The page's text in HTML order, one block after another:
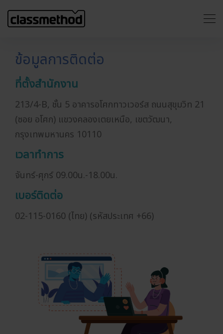
ข้อมูลการติดต่อ
ที่ตั้งสำนักงาน
213/4-B, ชั้น 5 อาคารอโศกทาวเวอร์ส ถนนสุขุมวิท 21
(ซอย อโศก) แขวงคลองเตยเหนือ, เขตวัฒนา,
กรุงเทพมหานคร 10110
เวลาทำการ
จันทร์-ศุกร์ 09.00น.-18.00น.
เบอร์ติดต่อ
02-115-0160 (ไทย) (รหัสประเทศ +66)